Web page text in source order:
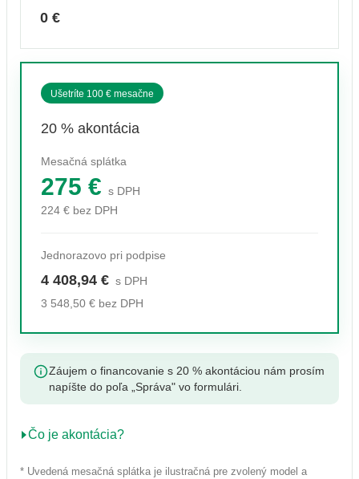
0 €
Ušetríte 100 € mesačne
20 % akontácia
Mesačná splátka
275 € s DPH
224 € bez DPH
Jednorazovo pri podpise
4 408,94 € s DPH
3 548,50 € bez DPH
Záujem o financovanie s 20 % akontáciou nám prosím
napíšte do poľa „Správa" vo formulári.
Čo je akontácia?
* Uvedená mesačná splátka je ilustračná pre zvolený model a